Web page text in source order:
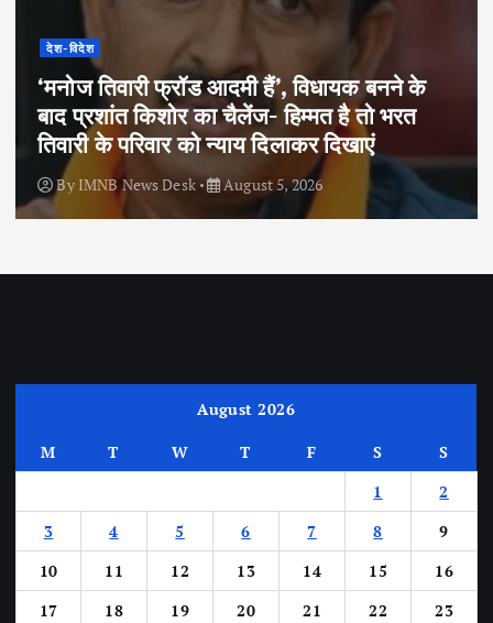
देश-विदेश
‘मनोज तिवारी फ्रॉड आदमी हैं’, विधायक बनने के
बाद प्रशांत किशोर का चैलेंज- हिम्मत है तो भरत
तिवारी के परिवार को न्याय दिलाकर दिखाएं
By IMNB News Desk August 5, 2026
August 2026
M T W T F S
S
1
2
3
4 5 6 7 8
9
10
11 12 13 14 15
16
17
18 19 20 21 22
23